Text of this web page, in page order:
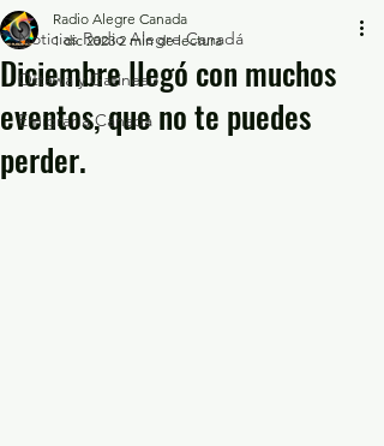
Noticias Radio Alegre Canadá
Ottawa y Gatineau
Emigrar a Canadá
Diciembre llegó con muchos
eventos, que no te puedes
perder.
Radio Alegre Canada
1 dic 2023 2 min de lectura